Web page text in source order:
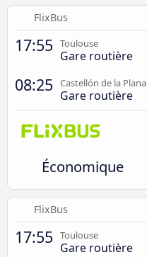
FlixBus
17:55 Toulouse
Gare routière
08:25 Castellón de la Plana
Gare routière
Économique
FlixBus
17:55 Toulouse
Gare routière